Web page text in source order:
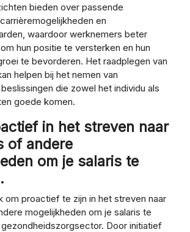
bieden over passende
en
waardoor werknemers beter
hun positie te versterken en hun
te bevorderen. Het raadplegen van
helpen bij het nemen van
die zowel het individu als
goede komen.
in het streven naar
of andere
om je salaris te
om proactief te zijn in het streven naar
mogelijkheden om je salaris te
Door initiatief